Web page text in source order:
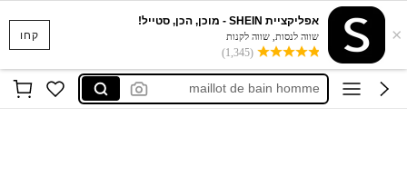
קחו ×
אפליקציית SHEIN - מוכן, הכן, סטייל!
שווה לנסות, שווה לקנות
(1,345)
ropa interior hombre
underwear for men
maillot de bain homme